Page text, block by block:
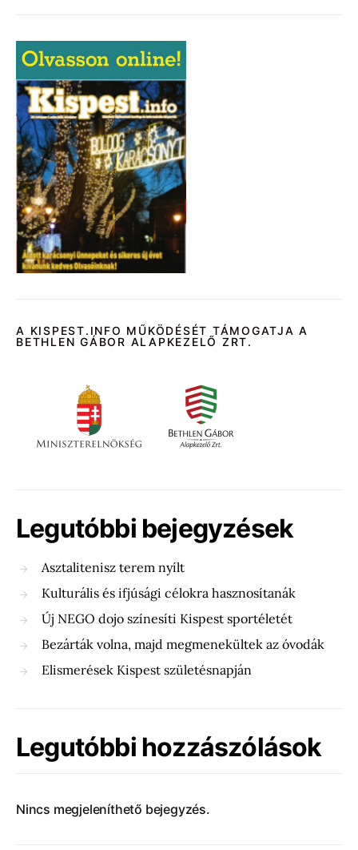
A KISPEST.INFO MŰKÖDÉSÉT TÁMOGATJA A
BETHLEN GÁBOR ALAPKEZELŐ ZRT.
Legutóbbi bejegyzések
Asztalitenisz terem nyílt
Kulturális és ifjúsági célokra hasznosítanák
Új NEGO dojo színesíti Kispest sportéletét
Bezárták volna, majd megmenekültek az óvodák
Elismerések Kispest születésnapján
Legutóbbi hozzászólások
Nincs megjeleníthető bejegyzés.